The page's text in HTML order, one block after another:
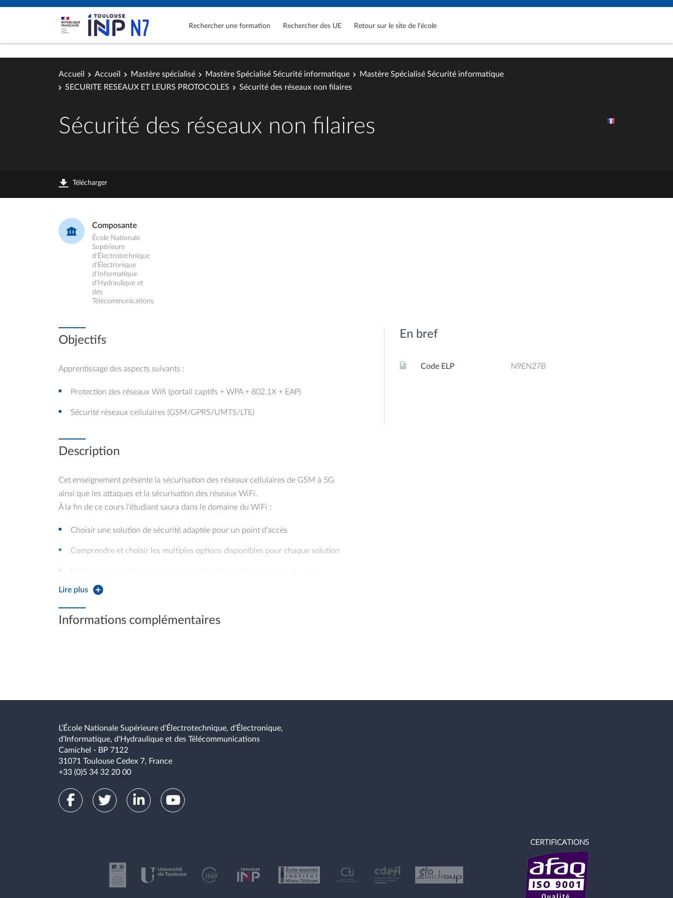
Rechercher une formation Rechercher des UE Retour sur le site de l'école
Accueil Accueil Mastère spécialisé Mastère Spécialisé Sécurité informatique
Mastère Spécialisé Sécurité informatique
SECURITE RESEAUX ET LEURS PROTOCOLES
Sécurité des réseaux non filaires
Sécurité des réseaux non filaires
Télécharger
Composante
École Nationale
Supérieure
d'Électrotechnique
d'Électronique
d'Informatique
d'Hydraulique et
des
Télécommunications
Objectifs
Apprentissage des aspects suivants :
Protection des réseaux Wifi (portail captifs + WPA + 802.1X + EAP)
Sécurité réseaux cellulaires (GSM/GPRS/UMTS/LTE)
Description
Cet enseignement présente la sécurisation des réseaux cellulaires de GSM à 5G
ainsi que les attaques et la sécurisation des réseaux WiFi.
À la fin de ce cours l'étudiant saura dans le domaine du WiFi :
Choisir une solution de sécurité adaptée pour un point d'accès
Comprendre et choisir les multiples options disponibles pour chaque solution
Réaliser un test d'intrusion sur un point d'accès
Reconnaître les éléments architecturaux de la sécurité dans un réseau
d'opérateurs
Lire plus
Informations complémentaires
En bref
Code ELP N9EN27B
L’École Nationale Supérieure d'Électrotechnique, d'Électronique,
d'Informatique, d'Hydraulique et des Télécommunications
Camichel - BP 7122
31071 Toulouse Cedex 7, France
+33 (0)5 34 32 20 00
CERTIFICATIONS